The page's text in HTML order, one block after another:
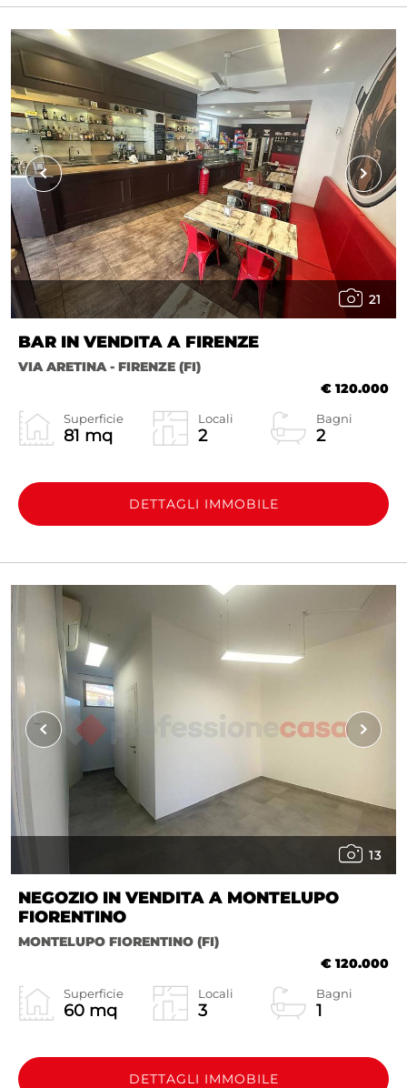
21
BAR IN VENDITA A FIRENZE
VIA ARETINA - FIRENZE (FI)
€ 120.000
Superficie
81 mq
Locali
2
Bagni
2
DETTAGLI IMMOBILE
13
NEGOZIO IN VENDITA A MONTELUPO
FIORENTINO
MONTELUPO FIORENTINO (FI)
€ 120.000
Superficie
60 mq
Locali
3
Bagni
1
DETTAGLI IMMOBILE